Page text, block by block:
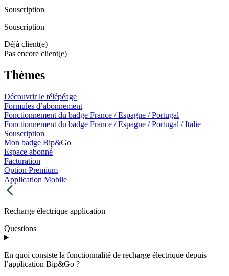
Souscription
Souscription
Déjà client(e)
Pas encore client(e)
Thèmes
Découvrir le télépéage
Formules d’abonnement
Fonctionnement du badge France / Espagne / Portugal
Fonctionnement du badge France / Espagne / Portugal / Italie
Souscription
Mon badge Bip&Go
Espace abonné
Facturation
Option Premium
Application Mobile
Recharge électrique application
Questions
En quoi consiste la fonctionnalité de recharge électrique depuis
l’application Bip&Go ?